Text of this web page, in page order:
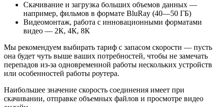
Скачивание и загрузка больших объемов данных —
например, фильмов в формате BluRay (40—50 ГБ)
Видеомонтаж, работа с инновационными форматами
видео — 2К, 4К, 8К
Мы рекомендуем выбирать тариф с запасом скорости — пусть
она будет чуть выше ваших потребностей, чтобы не замечать
перепадов из-за одновременной работы нескольких устройств
или особенностей работы роутера.
Наибольшее значение скорость соединения имеет при
скачивании, отправке объемных файлов и просмотре видео